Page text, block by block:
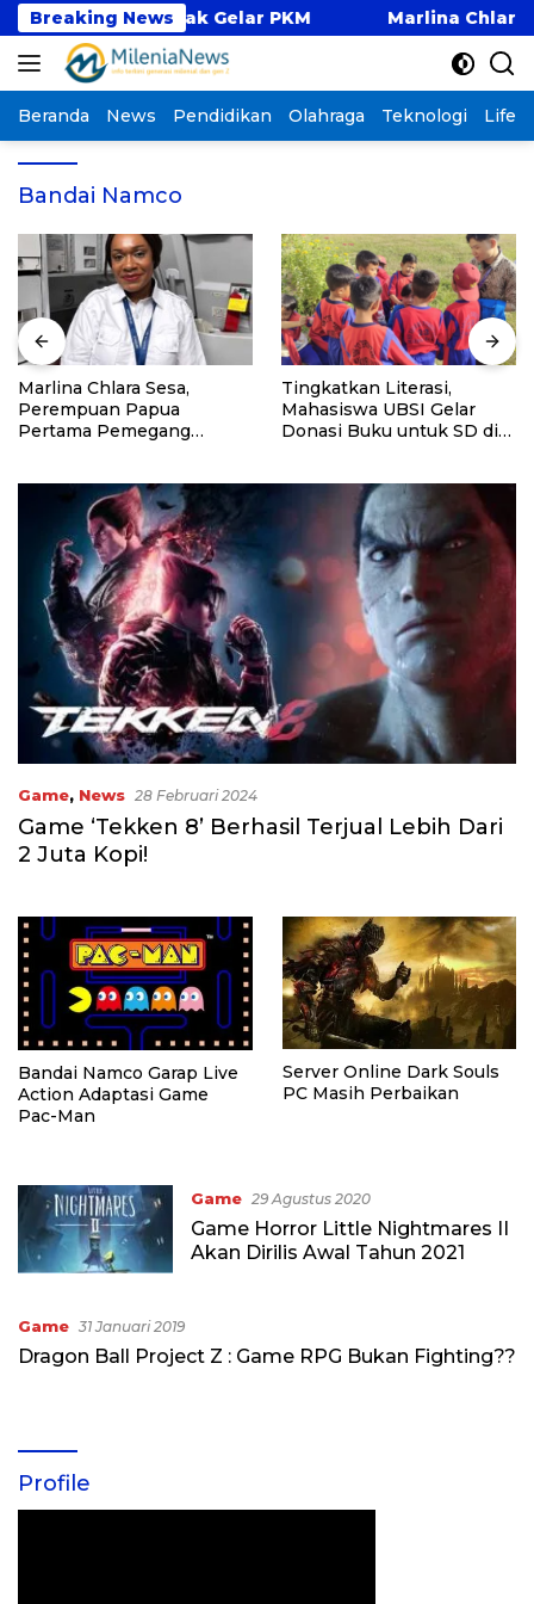
Langsung
ke
konten
Breaking News
Pontianak Gelar PKM Marlina Chlara
Beranda News Pendidikan Olahraga Teknologi
Bandai Namco
Marlina Chlara Sesa,
Perempuan Papua
Pertama Pemegang
Tingkatkan Literasi,
Mahasiswa UBSI Gelar
Donasi Buku untuk SD di
Game, News 28 Februari 2024
Game ‘Tekken 8’ Berhasil Terjual Lebih Dari
2 Juta Kopi!
Bandai Namco Garap Live
Action Adaptasi Game
Pac-Man
Server Online Dark Souls
PC Masih Perbaikan
Game 29 Agustus 2020
Game Horror Little Nightmares II
Akan Dirilis Awal Tahun 2021
Game 31 Januari 2019
Dragon Ball Project Z : Game RPG Bukan Fighting??
Profile